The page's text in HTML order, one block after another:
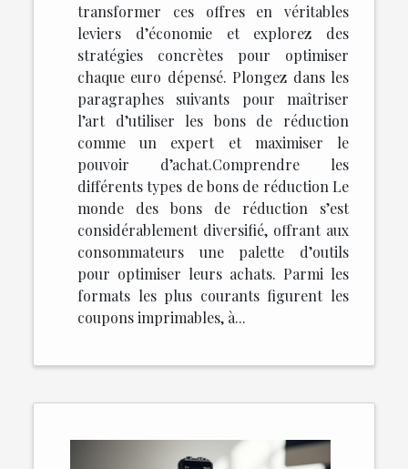
transformer ces offres en véritables
leviers d’économie et explorez des
stratégies concrètes pour optimiser
chaque euro dépensé. Plongez dans les
paragraphes suivants pour maîtriser
l’art d’utiliser les bons de réduction
comme un expert et maximiser le
pouvoir d’achat.Comprendre les
différents types de bons de réduction Le
monde des bons de réduction s’est
considérablement diversifié, offrant aux
consommateurs une palette d’outils
pour optimiser leurs achats. Parmi les
formats les plus courants figurent les
coupons imprimables, à...